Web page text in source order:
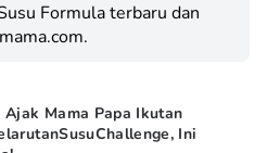
Formula terbaru dan
Ajak Mama Papa Ikutan
Ini